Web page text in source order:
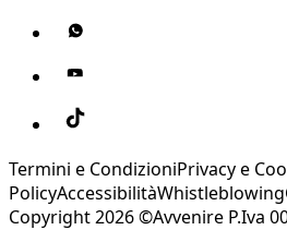
Termini e CondizioniPrivacy e
PolicyAccessibilitàWhistleblowing
Copyright 2026 ©Avvenire P.Iva